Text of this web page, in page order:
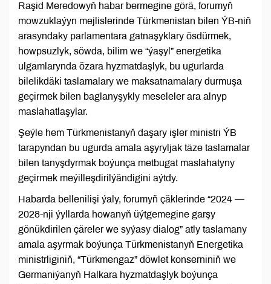
Raşid Meredowyň habar bermegine görä, forumyň
mowzuklaýyn mejlislerinde Türkmenistan bilen ÝB-niň
arasyndaky parlamentara gatnaşyklary ösdürmek,
howpsuzlyk, söwda, bilim we “ýaşyl” energetika
ulgamlarynda özara hyzmatdaşlyk, bu ugurlarda
bilelikdäki taslamalary we maksatnamalary durmuşa
geçirmek bilen baglanyşykly meseleler ara alnyp
maslahatlaşylar.
Şeýle hem Türkmenistanyň daşary işler ministri ÝB
tarapyndan bu ugurda amala aşyryljak täze taslamalar
bilen tanyşdyrmak boýunça metbugat maslahatyny
geçirmek meýilleşdirilýändigini aýtdy.
Habarda bellenilişi ýaly, forumyň çäklerinde “2024 —
2028-nji ýyllarda howanyň üýtgemegine garşy
gönükdirilen çäreler we syýasy dialog” atly taslamany
amala aşyrmak boýunça Türkmenistanyň Energetika
ministrliginiň, “Türkmengaz” döwlet konserniniň we
Germaniýanyň Halkara hyzmatdaşlyk boýunça